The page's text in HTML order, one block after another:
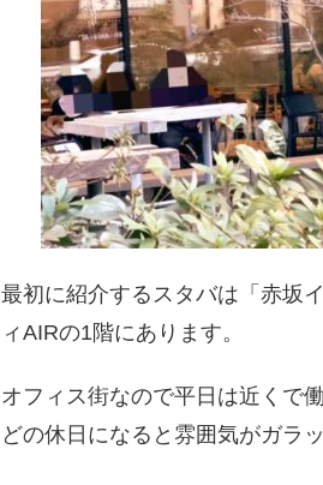
最初に紹介するスタバは「赤坂
ィAIRの1階にあります。
オフィス街なので平日は近くで
どの休日になると雰囲気がガラ